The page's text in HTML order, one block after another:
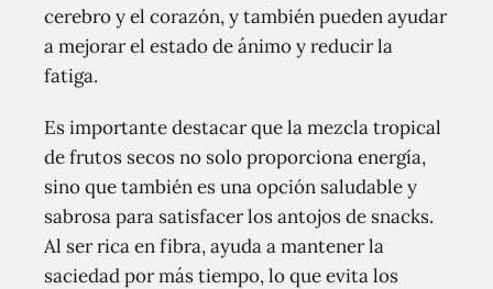
cerebro y el corazón, y también pueden ayudar
a mejorar el estado de ánimo y reducir la
fatiga.
Es importante destacar que la mezcla tropical
de frutos secos no solo proporciona energía,
sino que también es una opción saludable y
sabrosa para satisfacer los antojos de snacks.
Al ser rica en fibra, ayuda a mantener la
saciedad por más tiempo, lo que evita los